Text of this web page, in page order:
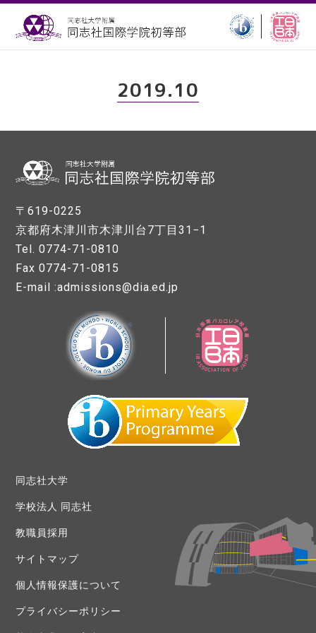
2019.10
〒619-0225
京都府木津川市木津川台7丁目31−1
Tel. 0774-71-0810
Fax 0774-71-0815
E-mail :admissions@dia.ed.jp
同志社大学
学校法人 同志社
教職員採用
サイトマップ
個人情報保護について
プライバシーポリシー